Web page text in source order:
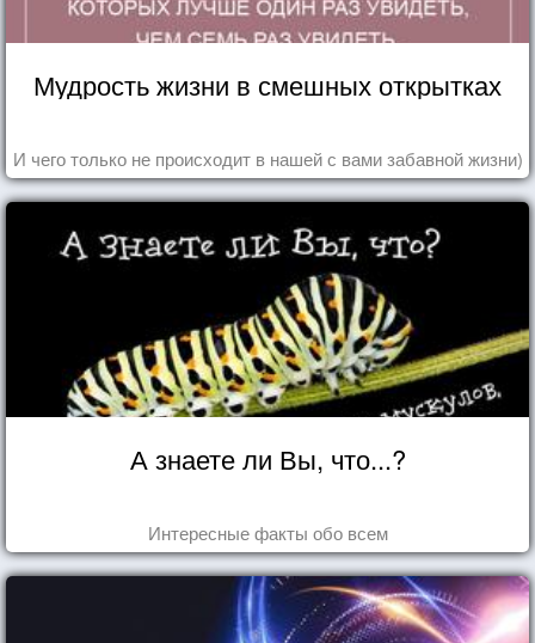
Мудрость жизни в смешных открытках
И чего только не происходит в нашей с вами забавной жизни)
А знаете ли Вы, что...?
Интересные факты обо всем